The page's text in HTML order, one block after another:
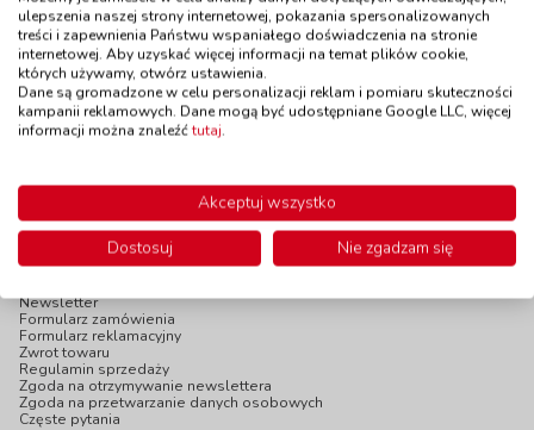
4 szt.
do 5 dni
135,00 zł z VAT
Do koszyka
W magazynie:2 szt.
169,00 zł z VAT
INFOPANEL
Katalogi online
Newsletter
Formularz zamówienia
Formularz reklamacyjny
Zwrot towaru
Regulamin sprzedaży
Zgoda na otrzymywanie newslettera
Zgoda na przetwarzanie danych osobowych
Częste pytania
ulepszenia naszej strony internetowej, pokazania spersonalizowanych
treści i zapewnienia Państwu wspaniałego doświadczenia na stronie
internetowej. Aby uzyskać więcej informacji na temat plików cookie,
których używamy, otwórz ustawienia.
Dane są gromadzone w celu personalizacji reklam i pomiaru skuteczności
kampanii reklamowych. Dane mogą być udostępniane Google LLC, więcej
informacji można znaleźćtutaj.
Akceptuj wszystko
Dostosuj
Nie zgadzam się